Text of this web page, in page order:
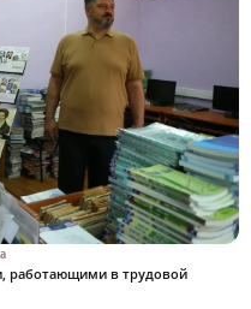
работающими в трудовой